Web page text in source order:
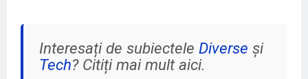
Interesați de subiectele Diverse și
Tech? Citiți mai mult aici.